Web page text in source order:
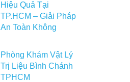
Hiệu Quả Tại
TP.HCM – Giải Pháp
An Toàn Không
Phòng Khám Vật Lý
Trị Liệu Bình Chánh
TPHCM